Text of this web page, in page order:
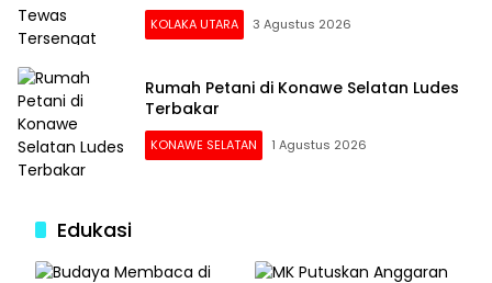
KOLAKA UTARA 3 Agustus 2026
Rumah Petani di Konawe Selatan Ludes
Terbakar
KONAWE SELATAN 1 Agustus 2026
Edukasi